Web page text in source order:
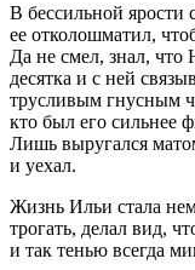
В бессильной ярости
ее отколошматил,
Да не смел, знал, что
десятка и с ней
трусливым гнусным
кто был его сильнее
Лишь выругался
и уехал.
Жизнь Ильи стала
трогать, делал вид,
и так тенью всегда